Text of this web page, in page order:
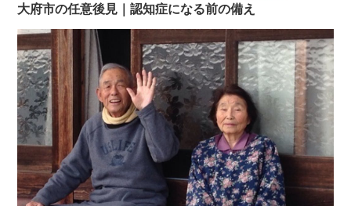
大府市の任意後見｜認知症になる前の備え